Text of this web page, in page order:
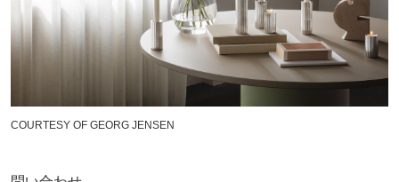
COURTESY OF GEORG JENSEN